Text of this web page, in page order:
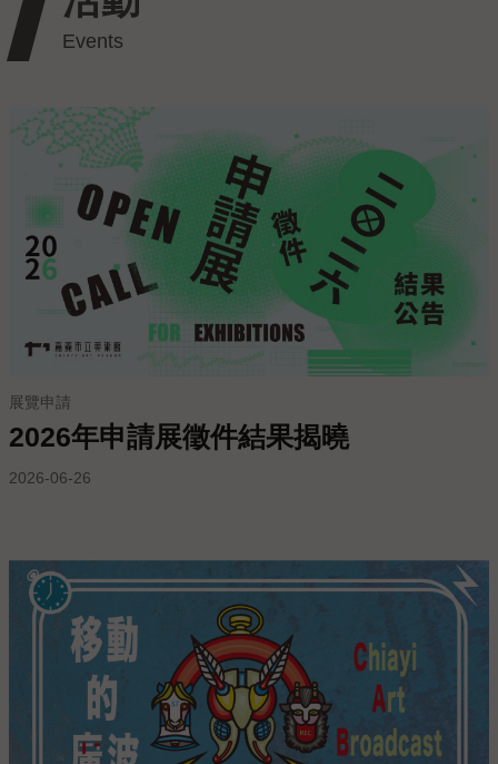
護
政
政
府
站
資
料
開
告
線
上
情
展覽申請
2026年申請展徵件結果揭曉
2026-06-26